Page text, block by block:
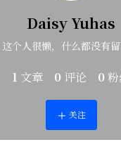
Daisy Yuhas
这个人很懒，什么都没有
1 文章 0 评论 0 粉
关注